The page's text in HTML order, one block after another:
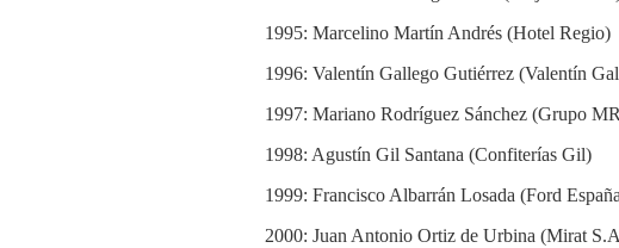
1995: Marcelino Martín Andrés (Hotel Regio)
1996: Valentín Gallego Gutiérrez (Valentín
1997: Mariano Rodríguez Sánchez (Grupo
1998: Agustín Gil Santana (Confiterías Gil)
1999: Francisco Albarrán Losada (Ford
2000: Juan Antonio Ortiz de Urbina (Mirat